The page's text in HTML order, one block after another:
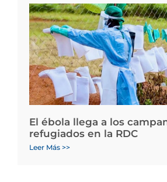
El ébola llega a los
refugiados en la RDC
Leer Más >>